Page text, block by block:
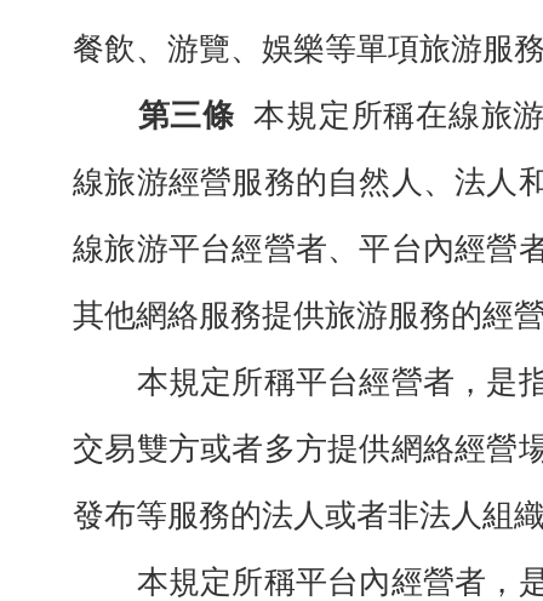
餐飲、游覽、娛樂等單項旅游服
第三條 本規定所稱在線旅
線旅游經營服務的自然人、法人
線旅游平台經營者、平台內經營
其他網絡服務提供旅游服務的經
本規定所稱平台經營者，是
交易雙方或者多方提供網絡經營
發布等服務的法人或者非法人組
本規定所稱平台內經營者，